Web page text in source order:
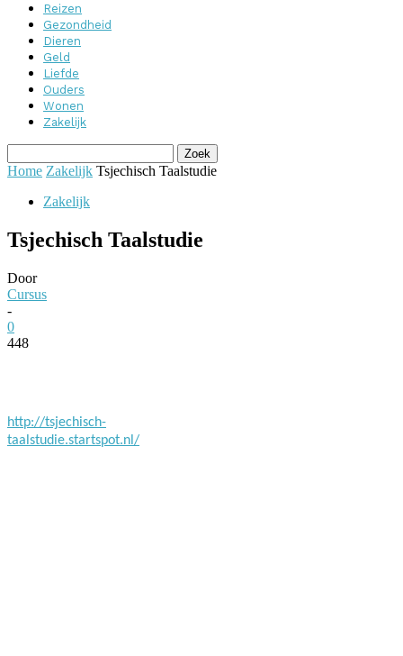
Reizen
Gezondheid
Dieren
Geld
Liefde
Ouders
Wonen
Zakelijk
Home Zakelijk Tsjechisch Taalstudie
Zakelijk
Tsjechisch Taalstudie
Door
Cursus
-
0
448
http://tsjechisch-
taalstudie.startspot.nl/